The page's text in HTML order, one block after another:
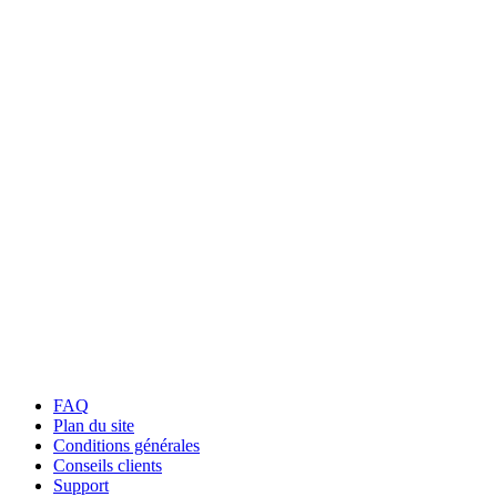
FAQ
Plan du site
Conditions générales
Conseils clients
Support